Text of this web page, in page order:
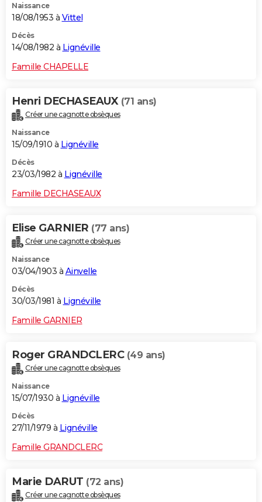
Naissance
18/08/1953 à Vittel
Décès
14/08/1982 à Lignéville
Famille CHAPELLE
Henri DECHASEAUX (71 ans)
Créer une cagnotte obsèques
Naissance
15/09/1910 à Lignéville
Décès
23/03/1982 à Lignéville
Famille DECHASEAUX
Elise GARNIER (77 ans)
Créer une cagnotte obsèques
Naissance
03/04/1903 à Ainvelle
Décès
30/03/1981 à Lignéville
Famille GARNIER
Roger GRANDCLERC (49 ans)
Créer une cagnotte obsèques
Naissance
15/07/1930 à Lignéville
Décès
27/11/1979 à Lignéville
Famille GRANDCLERC
Marie DARUT (72 ans)
Créer une cagnotte obsèques